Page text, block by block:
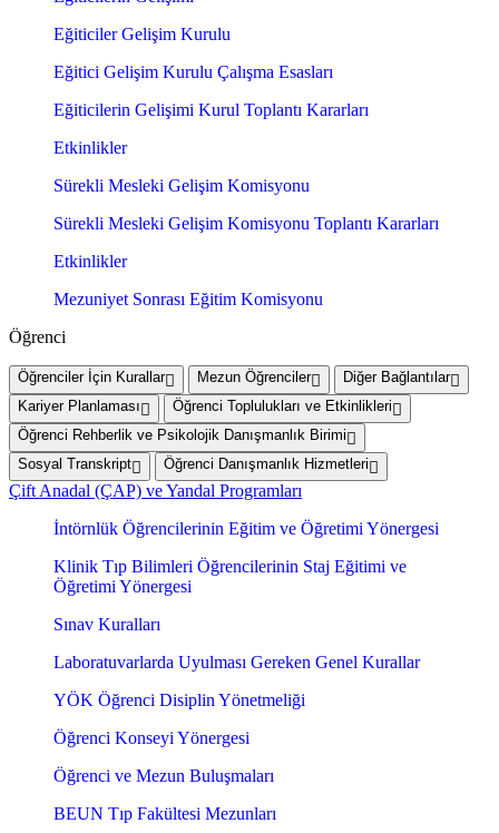
Eğiticiler Gelişim Kurulu
Eğitici Gelişim Kurulu Çalışma Esasları
Eğiticilerin Gelişimi Kurul Toplantı Kararları
Etkinlikler
Sürekli Mesleki Gelişim Komisyonu
Sürekli Mesleki Gelişim Komisyonu Toplantı Kararları
Etkinlikler
Mezuniyet Sonrası Eğitim Komisyonu
Öğrenci
Öğrenciler İçin Kurallar Mezun Öğrenciler
Diğer Bağlantılar
Kariyer Planlaması
Öğrenci Toplulukları ve Etkinlikleri
Öğrenci Rehberlik ve Psikolojik Danışmanlık Birimi
Sosyal Transkript
Öğrenci Danışmanlık Hizmetleri
Çift Anadal (ÇAP) ve Yandal Programları
İntörnlük Öğrencilerinin Eğitim ve Öğretimi Yönergesi
Klinik Tıp Bilimleri Öğrencilerinin Staj Eğitimi ve
Öğretimi Yönergesi
Sınav Kuralları
Laboratuvarlarda Uyulması Gereken Genel Kurallar
YÖK Öğrenci Disiplin Yönetmeliği
Öğrenci Konseyi Yönergesi
Öğrenci ve Mezun Buluşmaları
BEUN Tıp Fakültesi Mezunları